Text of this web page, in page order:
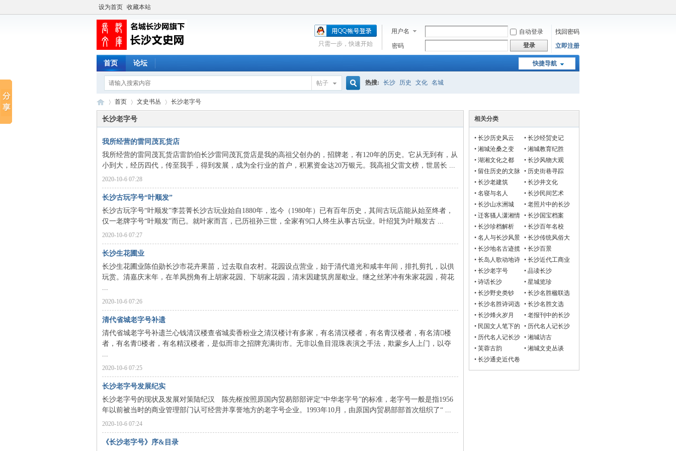
设为首页 收藏本站
用户名 自动登录
找回密码
密码
登录 立即注册
只需一步，快速开始
快捷导航
首页 论坛
帖子 热搜: 长沙 历史 文化 名城
长
沙
文
›
首页
›
文史书丛
›
长沙老字号
长沙老字号
我所经营的雷同茂瓦货店
我所经营的雷同茂瓦货店雷韵伯长沙雷同茂瓦货店是我的高祖父创办的，招牌老，有120年的历史。它从无到有，从
小到大，经历四代，传至我手，得到发展，成为全行业的首户，积累资金达20万银元。我高祖父雷文榜，世居长 ...
2020-10-6 07:28
长沙古玩字号“叶顺发”
长沙古玩字号“叶顺发”李芸菁长沙古玩业始自1880年，迄今（1980年）已有百年历史，其间古玩店能从始至终者，
仅一老牌字号“叶顺发”而已。就叶家而言，已历祖孙三世，全家有9口人终生从事古玩业。叶绍箕为叶顺发古 ...
2020-10-6 07:27
长沙生花圃业
长沙生花圃业陈伯勋长沙市花卉果苗，过去取自农村。花园设点营业，始于清代道光和咸丰年间，排扎剪扎，以供
玩赏。清嘉庆末年，在羊凤拐角有上胡家花园、下胡家花园，清末因建筑房屋歇业。继之丝茅冲有朱家花园，荷花
...
2020-10-6 07:26
清代省城老字号补遗
清代省城老字号补遗兰心钱清汉楼查省城卖香粉业之清汉楼计有多家，有名清汉楼者，有名青汉楼者，有名清楼
者，有名青楼者，有名精汉楼者，是似而非之招牌充满街市。无非以鱼目混珠表演之手法，欺蒙乡人上门，以夺
...
2020-10-6 07:25
长沙老字号发展纪实
长沙老字号的现状及发展对策陆纪汉 陈先枢按照原国内贸易部部评定“中华老字号”的标准，老字号一般是指1956
年以前被当时的商业管理部门认可经营并享誉地方的老字号企业。1993年10月，由原国内贸易部部首次组织了“ ...
2020-10-6 07:24
《长沙老字号》序&目录
相关分类
• 长沙历史风云 • 长沙经贸史记
• 湘城沧桑之变 • 湘城教育纪胜
• 湖湘文化之都 • 长沙风物大观
• 留住历史的文脉 • 历史街巷寻踪
• 长沙老建筑 • 长沙井文化
• 名寝与名人 • 长沙民间艺术
• 长沙山水洲城 • 老照片中的长沙
• 迁客骚人潇湘情 • 长沙国宝档案
• 长沙珍档解析 • 长沙百年名校
• 名人与长沙风景 • 长沙传统风俗大
观
• 长沙地名古迹揽
胜
• 长沙百景
• 长岛人歌动地诗 • 长沙近代工商业
• 长沙老字号 • 品读长沙
• 诗话长沙 • 星城览珍
• 长沙野史类钞 • 长沙名胜楹联选
• 长沙名胜诗词选 • 长沙名胜文选
• 长沙烽火岁月 • 老报刊中的长沙
• 民国文人笔下的
长沙
• 历代名人记长沙
诗词选
• 历代名人记长沙
文选
• 湘城访古
• 芙蓉古韵 • 湘城文史丛谈
• 长沙通史近代卷